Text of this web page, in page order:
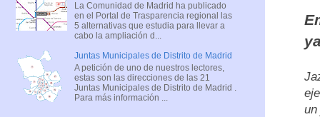
La Comunidad de Madrid ha publicado
en el Portal de Trasparencia regional las
5 alternativas que estudia para llevar a
cabo la ampliación d...
Juntas Municipales de Distrito de Madrid
A petición de uno de nuestros lectores,
estas son las direcciones de las 21
Juntas Municipales de Distrito de Madrid .
Para más información ...